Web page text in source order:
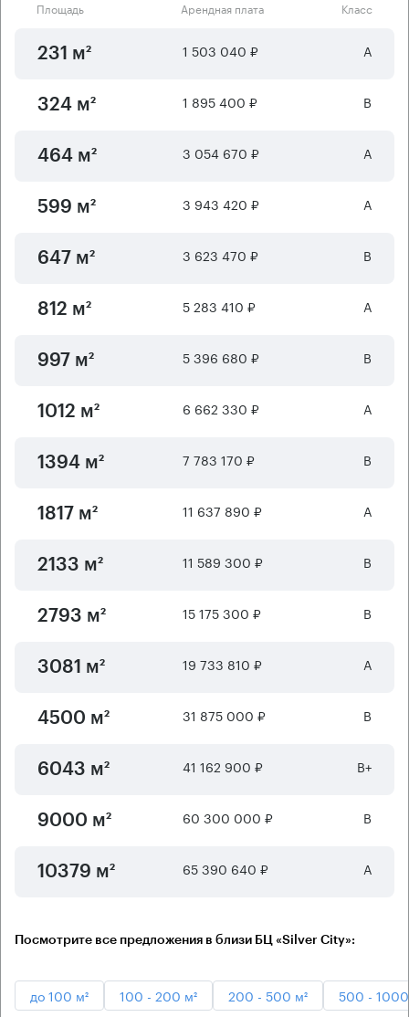
Площадь Арендная плата Класс
231 м² 1 503 040 ₽ А
324 м² 1 895 400 ₽ B
464 м² 3 054 670 ₽ А
599 м² 3 943 420 ₽ А
647 м² 3 623 470 ₽ B
812 м² 5 283 410 ₽ А
997 м² 5 396 680 ₽ B
1012 м² 6 662 330 ₽ А
1394 м² 7 783 170 ₽ B
1817 м² 11 637 890 ₽ А
2133 м² 11 589 300 ₽ B
2793 м² 15 175 300 ₽ B
3081 м² 19 733 810 ₽ А
4500 м² 31 875 000 ₽ B
6043 м² 41 162 900 ₽ B+
9000 м² 60 300 000 ₽ B
10379 м² 65 390 640 ₽ А
Посмотрите все предложения в близи БЦ «Silver City»:
до 100 м² 100 - 200 м² 200 - 500 м² 500 -